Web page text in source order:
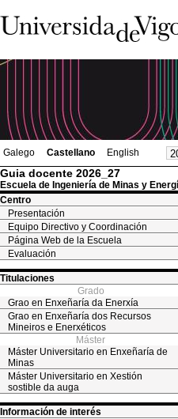
Galego Castellano English
Guia docente 2026_27
Escuela de Ingeniería de Minas y
Centro
Presentación
Equipo Directivo y Coordinación
Página Web de la Escuela
Evaluación
Titulaciones
Grado
Grao en Enxeñaría da Enerxía
Grao en Enxeñaría dos Recursos
Mineiros e Enerxéticos
Máster
Máster Universitario en Enxeñaría de
Minas
Máster Universitario en Xestión
sostible da auga
Información de interés